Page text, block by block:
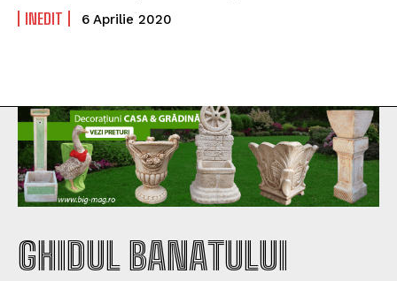
INEDIT 6 Aprilie 2020
GHIDUL BANATULUI